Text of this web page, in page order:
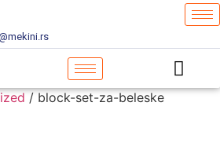
/ block-set-za-beleske